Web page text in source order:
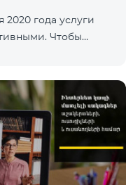
года услуги
Чтобы
Port, Proxy,